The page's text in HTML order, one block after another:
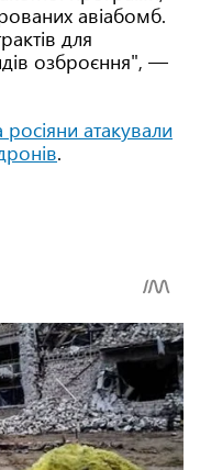
авіабомб.
для
озброєння", —
атакували
.